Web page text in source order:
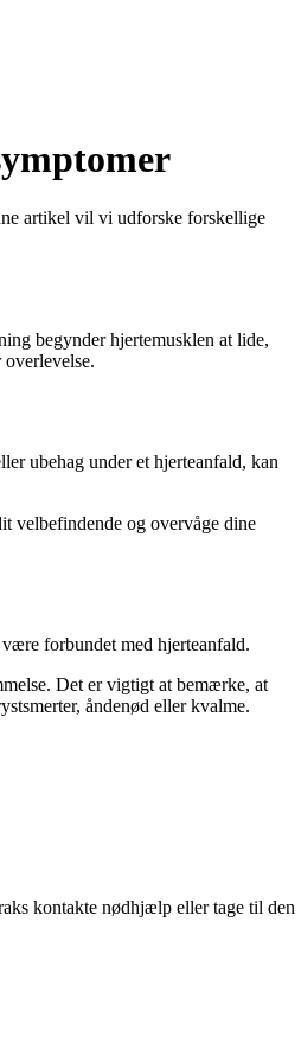
artikel vil vi udforske forskellige
begynder hjertemusklen at lide,
ubehag under et hjerteanfald, kan
velbefindende og overvåge dine
forbundet med hjerteanfald.
Det er vigtigt at bemærke, at
åndenød eller kvalme.
kontakte nødhjælp eller tage til den